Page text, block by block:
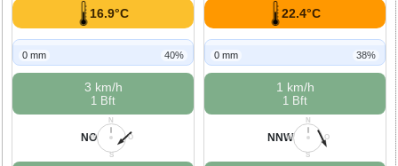
16.9°C
0 mm 40%
3 km/h
1 Bft
N
O
S
W
NO
22.4°C
0 mm 38%
1 km/h
1 Bft
N
O
S
W
NNW